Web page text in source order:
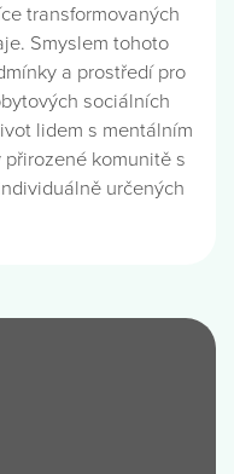
transformovaných
Smyslem tohoto
a prostředí pro
sociálních
lidem s mentálním
komunitě s
určených